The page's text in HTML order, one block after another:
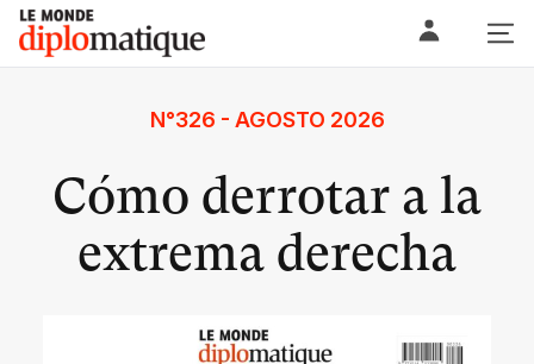
Skip
content
Le monde diplomatique
N°326 - AGOSTO 2026
Cómo derrotar a la
extrema derecha